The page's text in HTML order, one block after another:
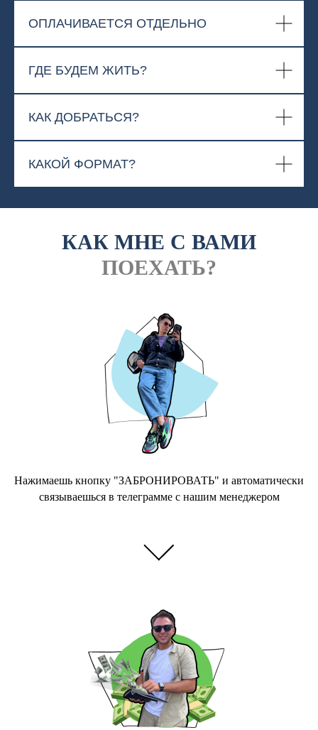
ОПЛАЧИВАЕТСЯ ОТДЕЛЬНО
ГДЕ БУДЕМ ЖИТЬ?
КАК ДОБРАТЬСЯ?
КАКОЙ ФОРМАТ?
КАК МНЕ С ВАМИ
ПОЕХАТЬ?
Нажимаешь кнопку "ЗАБРОНИРОВАТЬ" и автоматически
связываешься в телеграмме с нашим менеджером